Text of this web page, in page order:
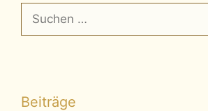
nach:
Beiträge